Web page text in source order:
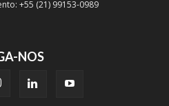
+55 (21) 99153-0989
NOS